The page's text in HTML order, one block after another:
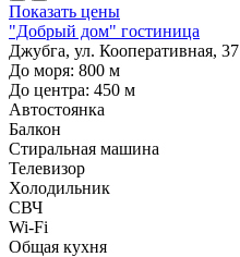
Показать цены
"Добрый дом" гостиница
Джубга, ул. Кооперативная, 37
До моря: 800 м
До центра: 450 м
Автостоянка
Балкон
Стиральная машина
Телевизор
Холодильник
СВЧ
Wi-Fi
Общая кухня